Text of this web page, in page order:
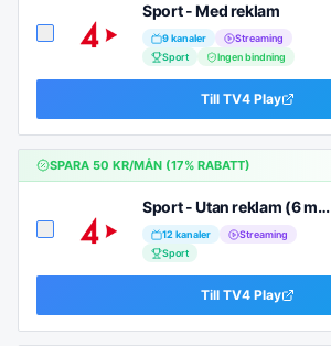
Sport - Med reklam
9kanaler
Streaming
Sport
Ingen bindning
Till TV4 Play
SPARA 50 KR/MÅN (17% RABATT)
Sport - Utan reklam (6 mån)
12 kanaler
Streaming
Sport
Till TV4 Play